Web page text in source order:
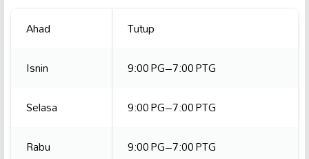
Ahad
Tutup
Isnin
9:00 PG–7:00 PTG
Selasa
9:00 PG–7:00 PTG
Rabu
9:00 PG–7:00 PTG